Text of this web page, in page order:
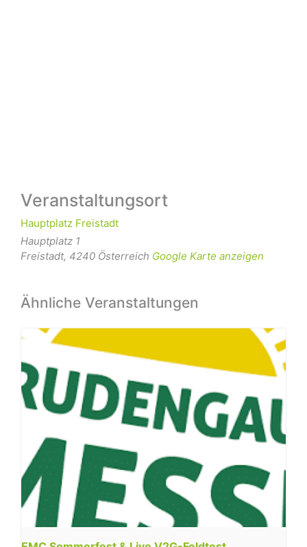
Veranstaltungsort
Hauptplatz Freistadt
Hauptplatz 1
Freistadt, 4240 Österreich Google Karte anzeigen
Ähnliche Veranstaltungen